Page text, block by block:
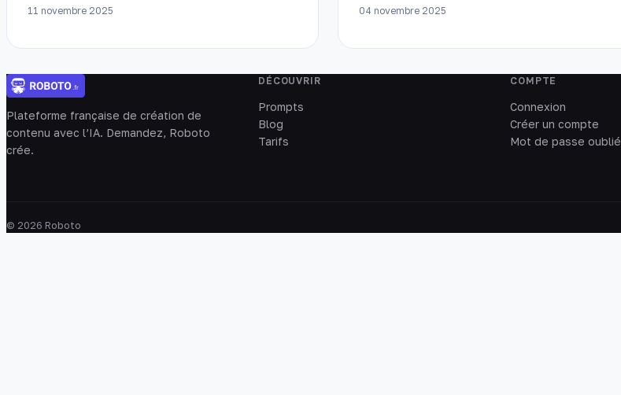
11 novembre 2025 04 novembre 2025
Plateforme française de création de
contenu avec l’IA. Demandez, Roboto
crée.
DÉCOUVRIR
Prompts
Blog
Tarifs
COMPTE
Connexion
Créer un compte
Mot de passe oublié
© 2026 Roboto